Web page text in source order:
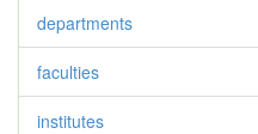
departments
faculties
institutes